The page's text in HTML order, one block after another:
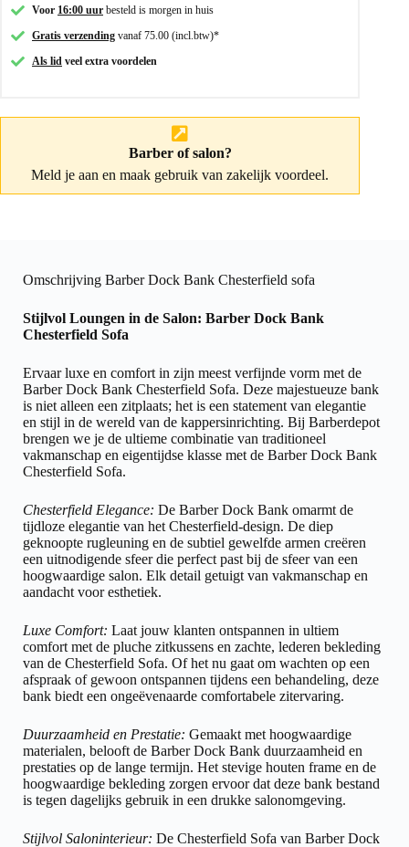
Voor 16:00 uur besteld is morgen in huis
Gratis verzending vanaf 75.00 (incl.btw)*
Als lid veel extra voordelen
Barber of salon?
Meld je aan en maak gebruik van zakelijk voordeel.
Omschrijving Barber Dock Bank Chesterfield sofa
Stijlvol Loungen in de Salon: Barber Dock Bank
Chesterfield Sofa
Ervaar luxe en comfort in zijn meest verfijnde vorm met de
Barber Dock Bank Chesterfield Sofa. Deze majestueuze bank
is niet alleen een zitplaats; het is een statement van elegantie
en stijl in de wereld van de kappersinrichting. Bij Barberdepot
brengen we je de ultieme combinatie van traditioneel
vakmanschap en eigentijdse klasse met de Barber Dock Bank
Chesterfield Sofa.
Chesterfield Elegance: De Barber Dock Bank omarmt de
tijdloze elegantie van het Chesterfield-design. De diep
geknoopte rugleuning en de subtiel gewelfde armen creëren
een uitnodigende sfeer die perfect past bij de sfeer van een
hoogwaardige salon. Elk detail getuigt van vakmanschap en
aandacht voor esthetiek.
Luxe Comfort: Laat jouw klanten ontspannen in ultiem
comfort met de pluche zitkussens en zachte, lederen bekleding
van de Chesterfield Sofa. Of het nu gaat om wachten op een
afspraak of gewoon ontspannen tijdens een behandeling, deze
bank biedt een ongeëvenaarde comfortabele zitervaring.
Duurzaamheid en Prestatie: Gemaakt met hoogwaardige
materialen, belooft de Barber Dock Bank duurzaamheid en
prestaties op de lange termijn. Het stevige houten frame en de
hoogwaardige bekleding zorgen ervoor dat deze bank bestand
is tegen dagelijks gebruik in een drukke salonomgeving.
Stijlvol Saloninterieur: De Chesterfield Sofa van Barber Dock